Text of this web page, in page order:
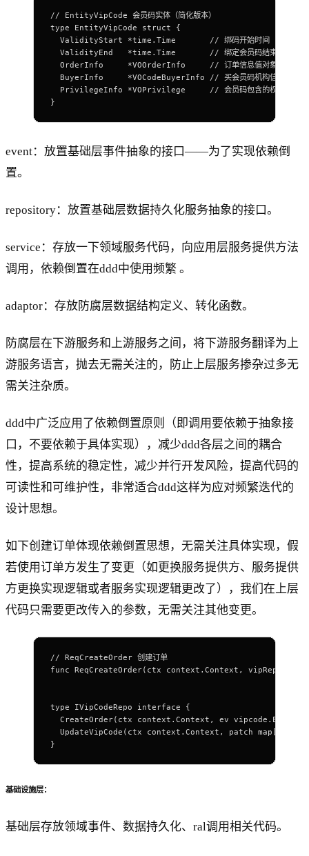
// EntityVipCode 会员码实体（简化版本）
type EntityVipCode struct {
  ValidityStart *time.Time       // 绑码开始时间
  ValidityEnd   *time.Time       // 绑定会员码结束时间
  OrderInfo     *VOOrderInfo     // 订单信息值对象
  BuyerInfo     *VOCodeBuyerInfo // 买会员码机构信息
  PrivilegeInfo *VOPrivilege     // 会员码包含的权益
}
event：放置基础层事件抽象的接口——为了实现依赖倒
置。
repository：放置基础层数据持久化服务抽象的接口。
service：存放一下领域服务代码，向应用层服务提供方法
调用，依赖倒置在ddd中使用频繁 。
adaptor：存放防腐层数据结构定义、转化函数。
防腐层在下游服务和上游服务之间，将下游服务翻译为上
游服务语言，抛去无需关注的，防止上层服务掺杂过多无
需关注杂质。
ddd中广泛应用了依赖倒置原则（即调用要依赖于抽象接
口，不要依赖于具体实现），减少ddd各层之间的耦合
性，提高系统的稳定性，减少并行开发风险，提高代码的
可读性和可维护性，非常适合ddd这样为应对频繁迭代的
设计思想。
如下创建订单体现依赖倒置思想，无需关注具体实现，假
若使用订单方发生了变更（如更换服务提供方、服务提供
方更换实现逻辑或者服务实现逻辑更改了），我们在上层
代码只需要更改传入的参数，无需关注其他变更。
// ReqCreateOrder 创建订单
func ReqCreateOrder(ctx context.Context, vipRepo
type IVipCodeRepo interface {
CreateOrder(ctx context.Context, ev
UpdateVipCode(ctx context.Context, patch
}
基础设施层：
基础层存放领域事件、数据持久化、ral调用相关代码。